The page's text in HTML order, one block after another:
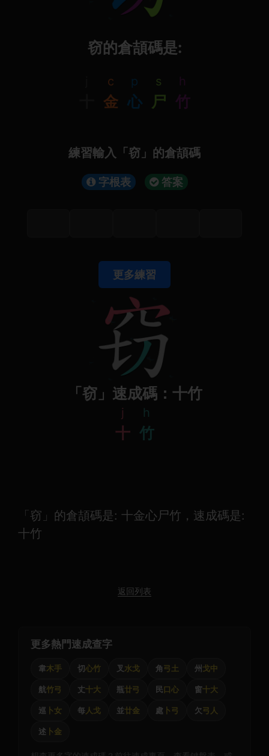
窃的倉頡碼是:
c
金
p
心
s
尸
h
竹
練習輸入「窃」的倉頡碼
字根表 答案
更多練習
「窃」速成碼：十竹
j
十
h
竹
「窃」的倉頡碼是: 十金心尸竹，速成碼是:
十竹
返回列表
更多熱門速成查字
韋木手 切心竹 叉 水戈 角弓土 州 戈中
航竹弓 丈十大 瓶廿弓 民口心 窗十大
巡 卜女 每人戈 並廿金 處 卜弓 欠弓人
述 卜金